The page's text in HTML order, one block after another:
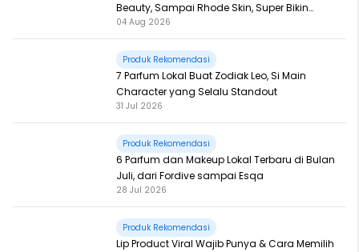
Beauty, Sampai Rhode Skin, Super Bikin
Fomo
04 Aug 2026
Produk Rekomendasi
7 Parfum Lokal Buat Zodiak Leo, Si Main
Character yang Selalu Standout
31 Jul 2026
Produk Rekomendasi
6 Parfum dan Makeup Lokal Terbaru di Bulan
Juli, dari Fordive sampai Esqa
28 Jul 2026
Produk Rekomendasi
Lip Product Viral Wajib Punya & Cara Memilih